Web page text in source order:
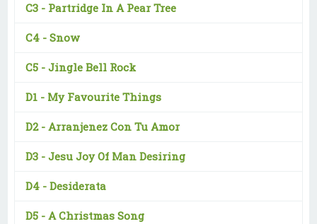
C3 - Partridge In A Pear Tree
C4 - Snow
C5 - Jingle Bell Rock
D1 - My Favourite Things
D2 - Arranjenez Con Tu Amor
D3 - Jesu Joy Of Man Desiring
D4 - Desiderata
D5 - A Christmas Song